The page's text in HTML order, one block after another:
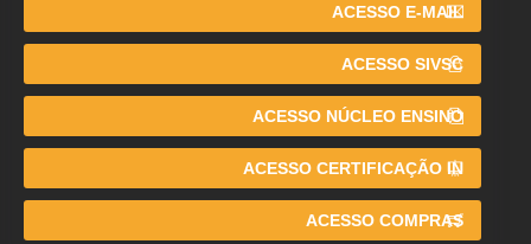
ACESSO E-MAIL
ACESSO SIVSC
ACESSO NÚCLEO ENSINO
ACESSO CERTIFICAÇÃO IN
ACESSO COMPRAS